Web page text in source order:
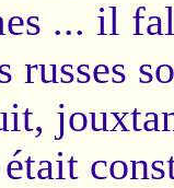
... il
russes